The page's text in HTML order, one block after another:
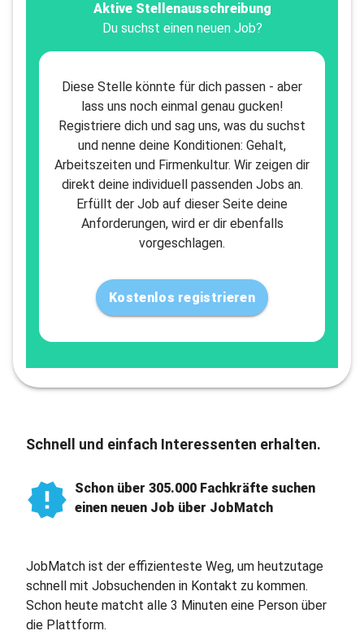
Aktive Stellenausschreibung
Du suchst einen neuen Job?
Diese Stelle könnte für dich passen - aber
lass uns noch einmal genau gucken!
Registriere dich und sag uns, was du suchst
und nenne deine Konditionen: Gehalt,
Arbeitszeiten und Firmenkultur. Wir zeigen dir
direkt deine individuell passenden Jobs an.
Erfüllt der Job auf dieser Seite deine
Anforderungen, wird er dir ebenfalls
vorgeschlagen.
Kostenlos registrieren
Schnell und einfach Interessenten erhalten.
Schon über 305.000 Fachkräfte suchen
einen neuen Job über JobMatch
JobMatch ist der effizienteste Weg, um heutzutage
schnell mit Jobsuchenden in Kontakt zu kommen.
Schon heute matcht alle 3 Minuten eine Person über
die Plattform.